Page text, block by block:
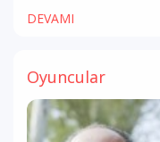
DEVAMI
Oyuncular